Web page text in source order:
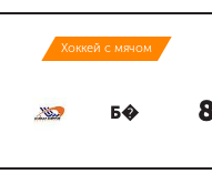
Хоккей с мячом
Б�